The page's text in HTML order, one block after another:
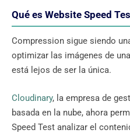
Qué es Website Speed
Compression sigue siendo
optimizar las imágenes de
está lejos de ser la única.
Cloudinary, la empresa de
basada en la nube, ahora
Speed ​​Test analizar el